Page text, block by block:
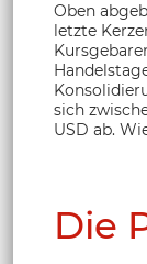
Oben
letzte
sich
USD ab.
Die